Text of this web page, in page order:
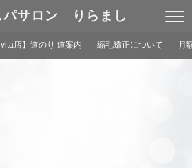
パサロン りらまし
vita店】道のり 道案内 縮毛矯正について 月